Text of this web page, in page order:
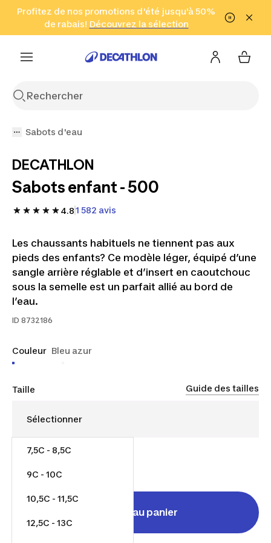
Aller à la recherche Aller au contenu Aller au pied de
Profitez de nos promotions d'été jusqu'à 50%
de rabais! Découvrez la sélection
Cliquez ici
en seulement 2 h!
(Zones sélectionnées)
Sabots d'eau
DECATHLON
Sabots enfant - 500
4.81 582 avis
Les chaussants habituels ne tiennent pas aux
pieds des enfants? Ce modèle léger, équipé d’une
sangle arrière réglable et d’insert en caoutchouc
sous la semelle est un parfait allié au bord de
l’eau.
ID 8732186
Couleur Bleu azur
Taille Guide des tailles
7,5C - 8,5C
9C - 10C
10,5C - 11,5C
12,5C - 13C
Ajouter au panier